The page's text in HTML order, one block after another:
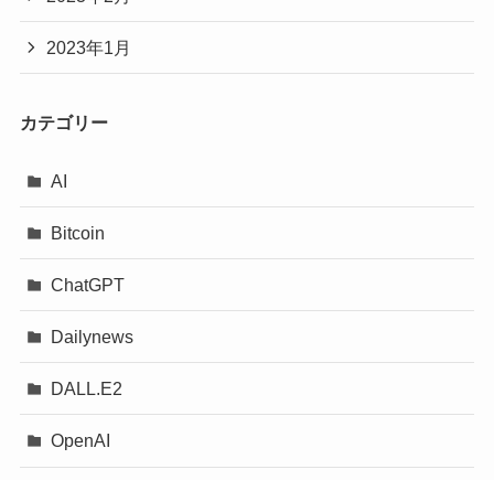
2023年1月
カテゴリー
AI
Bitcoin
ChatGPT
Dailynews
DALL.E2
OpenAI